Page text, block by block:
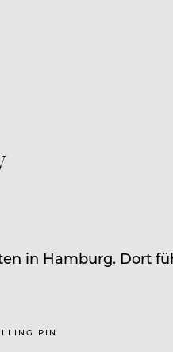
in Hamburg. Dort
PIN